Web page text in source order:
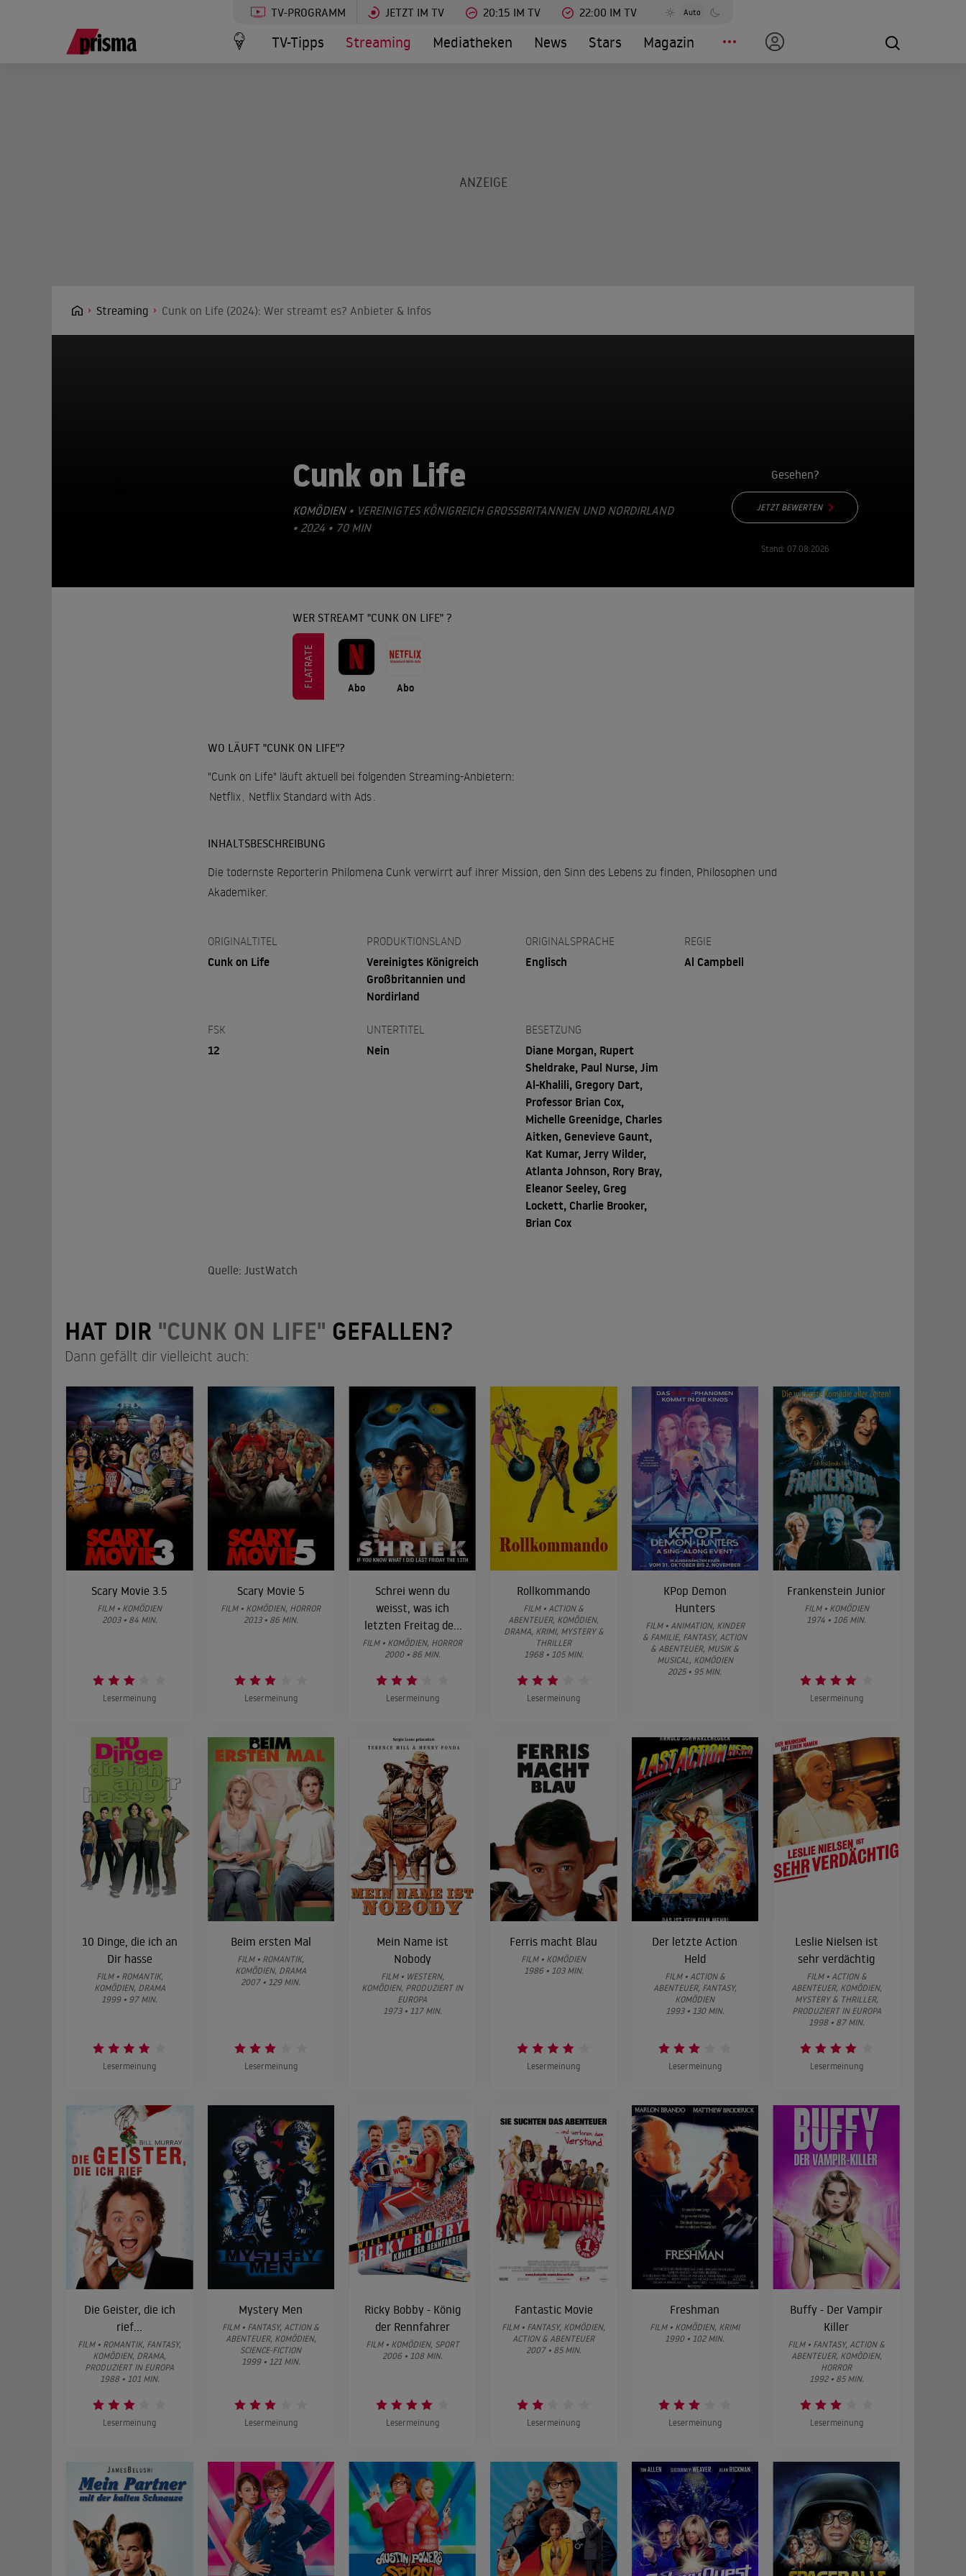
TV-PROGRAMM JETZT IM TV 20:15 IM TV 22:00 IM TV Auto
TV-Tipps Streaming Mediatheken News Stars Magazin
Streaming Cunk on Life (2024): Wer streamt es? Anbieter & Infos
Cunk on Life
KOMÖDIEN• VEREINIGTES KÖNIGREICH GROSSBRITANNIEN UND NORDIRLAND •
2024 • 70 MIN
Gesehen?
JETZT BEWERTEN
Stand: 07.08.2026
WER STREAMT "CUNK ON LIFE" ?
FLATRATE Abo Abo
WO LÄUFT "CUNK ON LIFE"?
"Cunk on Life" läuft aktuell bei folgenden Streaming-Anbietern:
Netflix
Netflix Standard with Ads
INHALTSBESCHREIBUNG
Die todernste Reporterin Philomena Cunk verwirrt auf ihrer Mission, den Sinn des Lebens zu finden, Philosophen und
Akademiker.
ORIGINALTITEL
Cunk on Life
PRODUKTIONSLAND
Vereinigtes Königreich
Großbritannien und
Nordirland
ORIGINALSPRACHE
Englisch
REGIE
Al Campbell
FSK
12
UNTERTITEL
Nein
BESETZUNG
Diane Morgan, Rupert
Sheldrake, Paul Nurse, Jim
Al-Khalili, Gregory Dart,
Professor Brian Cox,
Michelle Greenidge, Charles
Aitken, Genevieve Gaunt,
Kat Kumar, Jerry Wilder,
Atlanta Johnson, Rory Bray,
Eleanor Seeley, Greg
Lockett, Charlie Brooker,
Brian Cox
Quelle: JustWatch
HAT DIR "CUNK ON LIFE" GEFALLEN?
Dann gefällt dir vielleicht auch:
Scary Movie 3.5
FILM • KOMÖDIEN
2003 • 84 MIN.
Lesermeinung
Scary Movie 5
FILM • KOMÖDIEN, HORROR
2013 • 86 MIN.
Lesermeinung
Schrei wenn du
weisst, was ich
letzten Freitag den
13. getan habe
FILM • KOMÖDIEN, HORROR
2000 • 86 MIN.
Lesermeinung
Rollkommando
FILM • ACTION &
ABENTEUER, KOMÖDIEN,
DRAMA, KRIMI, MYSTERY &
THRILLER
1968 • 105 MIN.
Lesermeinung
KPop Demon
Hunters
FILM • ANIMATION, KINDER
& FAMILIE, FANTASY, ACTION
& ABENTEUER, MUSIK &
MUSICAL, KOMÖDIEN
2025 • 95 MIN.
Frankenstein Junior
FILM • KOMÖDIEN
1974 • 106 MIN.
Lesermeinung
10 Dinge, die ich an
Dir hasse
FILM • ROMANTIK,
KOMÖDIEN, DRAMA
1999 • 97 MIN.
Lesermeinung
Beim ersten Mal
FILM • ROMANTIK,
KOMÖDIEN, DRAMA
2007 • 129 MIN.
Lesermeinung
Mein Name ist
Nobody
FILM • WESTERN,
KOMÖDIEN, PRODUZIERT IN
EUROPA
1973 • 117 MIN.
Ferris macht Blau
FILM • KOMÖDIEN
1986 • 103 MIN.
Lesermeinung
Der letzte Action
Held
FILM • ACTION &
ABENTEUER, FANTASY,
KOMÖDIEN
1993 • 130 MIN.
Lesermeinung
Leslie Nielsen ist
sehr verdächtig
FILM • ACTION &
ABENTEUER, KOMÖDIEN,
MYSTERY & THRILLER,
PRODUZIERT IN EUROPA
1998 • 87 MIN.
Lesermeinung
Die Geister, die ich
rief...
FILM • ROMANTIK, FANTASY,
KOMÖDIEN, DRAMA,
PRODUZIERT IN EUROPA
1988 • 101 MIN.
Lesermeinung
Mystery Men
FILM • FANTASY, ACTION &
ABENTEUER, KOMÖDIEN,
SCIENCE-FICTION
1999 • 121 MIN.
Lesermeinung
Ricky Bobby - König
der Rennfahrer
FILM • KOMÖDIEN, SPORT
2006 • 108 MIN.
Lesermeinung
Fantastic Movie
FILM • FANTASY, KOMÖDIEN,
ACTION & ABENTEUER
2007 • 85 MIN.
Lesermeinung
Freshman
FILM • KOMÖDIEN, KRIMI
1990 • 102 MIN.
Lesermeinung
Buffy - Der Vampir
Killer
FILM • FANTASY, ACTION &
ABENTEUER, KOMÖDIEN,
HORROR
1992 • 85 MIN.
Lesermeinung